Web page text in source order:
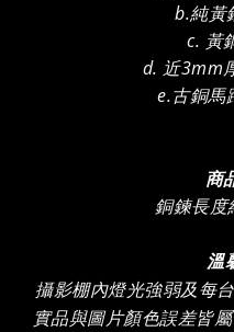
b.純黃
c. 黃
d. 近3mm
e.古銅馬
商
銅鍊長度
溫
攝影棚內燈光強弱及每
實品與圖片顏色誤差皆